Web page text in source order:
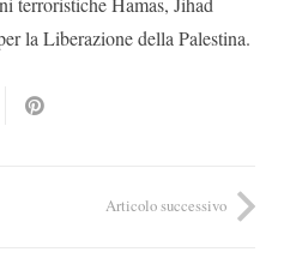
la Liberazione della Palestina.
Articolo successivo